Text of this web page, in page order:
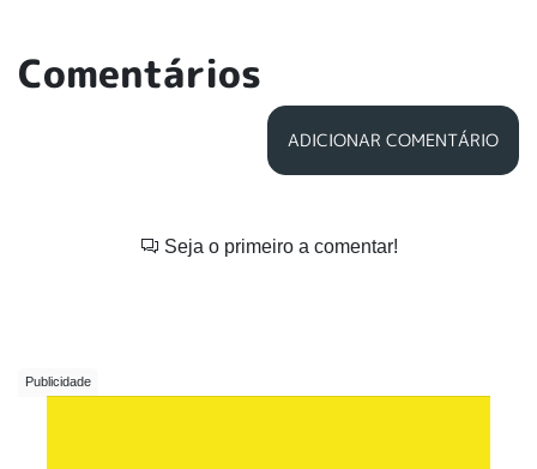
Comentários
ADICIONAR COMENTÁRIO
Seja o primeiro a comentar!